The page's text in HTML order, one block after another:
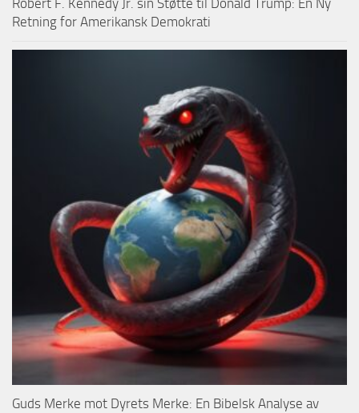
Robert F. Kennedy Jr. sin Støtte til Donald Trump: En Ny
Retning for Amerikansk Demokrati
Guds Merke mot Dyrets Merke: En Bibelsk Analyse av